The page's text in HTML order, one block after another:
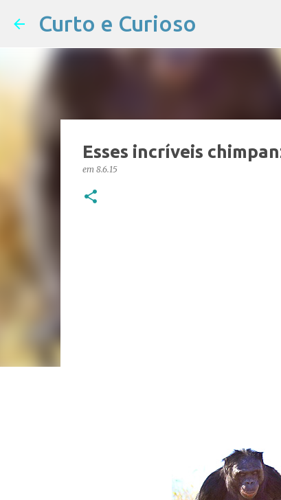
Curto e Curioso
Esses incríveis
em 8.6.15